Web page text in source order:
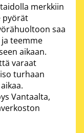
merkkiin
pyörät
saa
teemme
aikaan.
varaat
turhaan
Vantaalta,